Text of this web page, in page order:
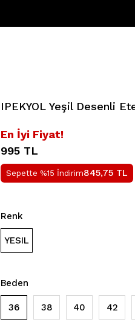
IPEKYOL Yeşil Desenli
En İyi Fiyat!
995 TL
Sepette %15 İndirim845,75 TL
Renk
YESIL
Beden
36 38 40 42